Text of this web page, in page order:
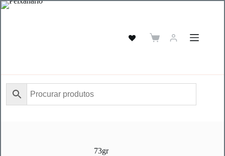
Pular
Carrinho
73gr